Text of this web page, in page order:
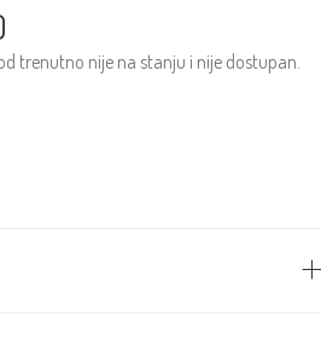
trenutno nije na stanju i nije dostupan.